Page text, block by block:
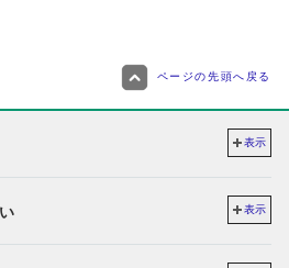
ページの先頭へ戻る
表示
表示